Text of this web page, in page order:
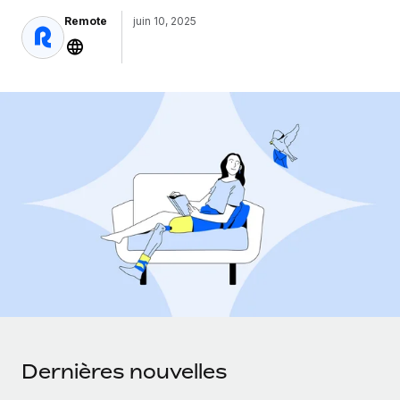
Intégrez et gérez vos freelances partout dans le monde
INFRASTRUCTURE
Intégration Remote
Intégrez vos RH aux flux de travail en toute simplicité
Plateforme
Des fonctions RH clés intégrées pour votre équipe
Nouveau
Connectez n'importe quel outil d’IA à Remote grâce à
Intégrations
Comparer Remote
CROISSANCE
Des solutions agiles et internationales pour les RH et la
paie des entreprises en pleine croissance
Entreprises intermédiaires
Développez vos équipes avec des solutions RH sur
mesure
Les RH à l’international pour les grandes entreprises
TRAVAILLONS ENSEMBLE
pays
Calculateur de paiement des freelances
paiement pour vos freelances internationaux
APPRENDRE AVEC REMOTE
Recherche et guides
Études de cas
Checklists et modèles
Webinaires
Nederlands
Italiano
Português (Portugal)
中文（简体）
Connexion
Remote juin 10, 2025
Dernières nouvelles